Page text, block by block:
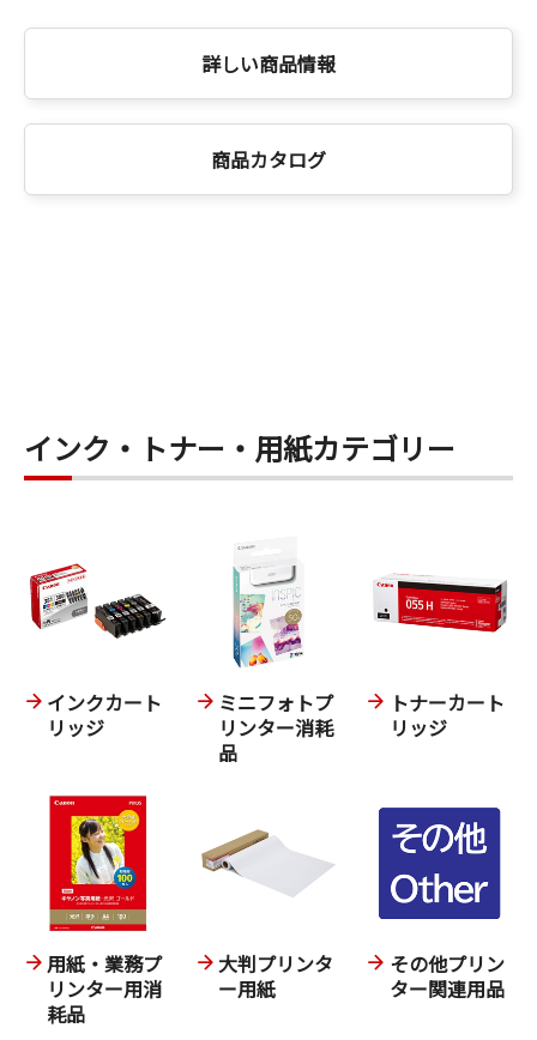
詳しい商品情報
商品カタログ
インク・トナー・用紙カテゴリー
インクカート
リッジ
ミニフォトプ
リンター消耗
品
トナーカート
リッジ
用紙・業務プ
リンター用消
耗品
大判プリンタ
ー用紙
その他プリン
ター関連用品